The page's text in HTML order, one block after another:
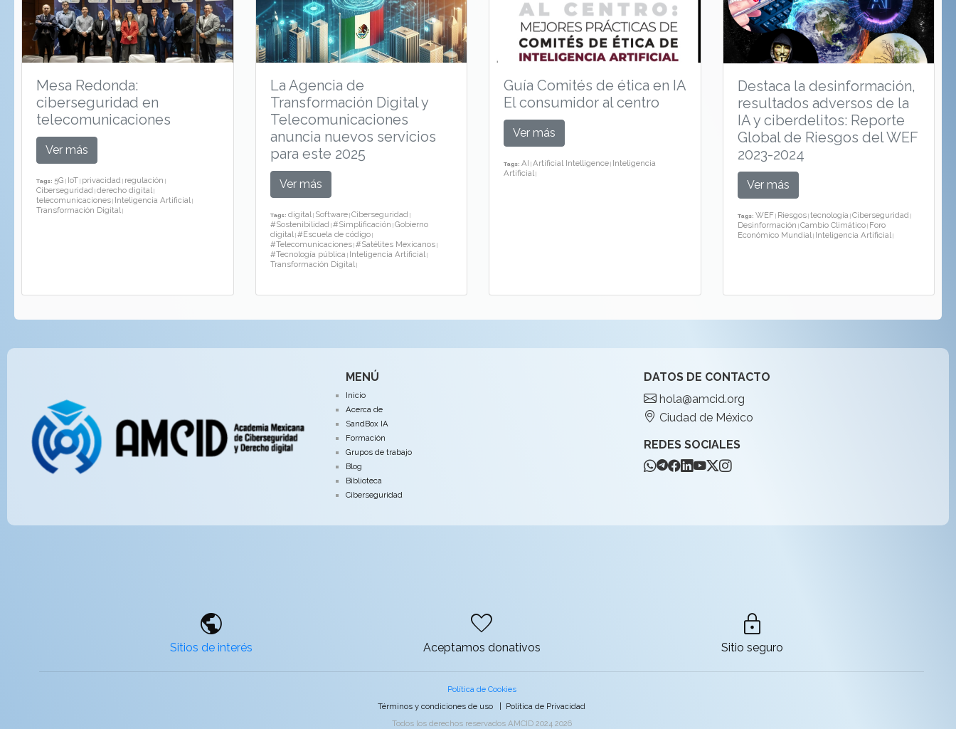
Mesa Redonda:
ciberseguridad en
telecomunicaciones
Ver más
Tags: 5G | IoT | privacidad | regulación |
Ciberseguridad | derecho digital |
telecomunicaciones | Inteligencia Artificial |
Transformación Digital |
La Agencia de
Transformación Digital y
Telecomunicaciones
anuncia nuevos servicios
para este 2025
Ver más
Tags: digital| Software| Ciberseguridad |
#Sostenibilidad | #Simplificación | Gobierno
digital| #Escuela de código|
#Telecomunicaciones| #Satélites Mexicanos|
#Tecnología pública | Inteligencia Artificial|
Transformación Digital|
Guía Comités de ética en IA
El consumidor al centro
Ver más
Tags: AI | Artificial Intelligence | Inteligencia
Artificial |
Destaca la desinformación,
resultados adversos de la
IA y ciberdelitos: Reporte
Global de Riesgos del WEF
2023-2024
Ver más
Tags: WEF | Riesgos| tecnología | Ciberseguridad |
Desinformación | Cambio Climático| Foro
Económico Mundial | Inteligencia Artificial |
MENÚ
Inicio
Acerca de
SandBox IA
Formación
Grupos de trabajo
Blog
Biblioteca
Ciberseguridad
DATOS DE CONTACTO
hola@amcid.org
Ciudad de México
REDES SOCIALES
public
Sitios de interés
favorite
Aceptamos donativos
lock
Sitio seguro
Política de Cookies
Términos y condiciones de uso
Política de Privacidad
Todos los derechos reservados AMCID 2024 2026